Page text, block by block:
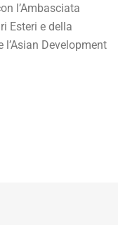
l’Ambasciata
Esteri e della
l’Asian Development